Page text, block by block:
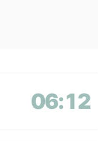
06:12